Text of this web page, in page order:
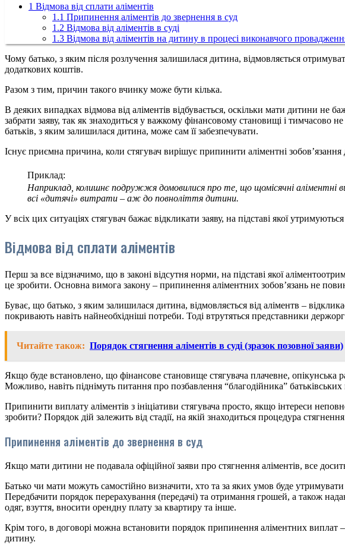
1 Відмова від сплати аліментів
1.1 Припинення аліментів до звернення в суд
1.2 Відмова від аліментів в суді
1.3 Відмова від аліментів на дитину в процесі виконавчого
Чому батько, з яким після розлучення залишилася дитина, відмовляється
додаткових коштів.
Разом з тим, причин такого вчинку може бути кілька.
В деяких випадках відмова від аліментів відбувається, оскільки мати дитини не
забрати заяву, так як знаходиться у важкому фінансовому становищі і тимчасово
батьків, з яким залишилася дитина, може сам її забезпечувати.
Існує приємна причина, коли стягувач вирішує припинити аліментні зобов’язання
Приклад:
Наприклад, колишнє подружжя домовилися про те, що щомісячні аліментні
всі «дитячі» витрати – аж до повноліття дитини.
У всіх цих ситуаціях стягувач бажає відкликати заяву, на підставі якої
Відмова від сплати аліментів
Перш за все відзначимо, що в законі відсутня норми, на підставі якої
це зробити. Основна вимога закону – припинення аліментних зобов’язань не
Буває, що батько, з яким залишилася дитина, відмовляється від аліментв –
покривають навіть найнеобхідніші потреби. Тоді втрутяться представники
Читайте також: Порядок стягнення аліментів в суді (зразок позовної заяви)
Якщо буде встановлено, що фінансове становище стягувача плачевне, опікунська
Можливо, навіть піднімуть питання про позбавлення “благодійника” батьківських
Припинити виплату аліментів з ініціативи стягувача просто, якщо інтереси
зробити? Порядок дій залежить від стадії, на якій знаходиться процедура
Припинення аліментів до звернення в суд
Якщо мати дитини не подавала офіційної заяви про стягнення аліментів, все
Батько чи мати можуть самостійно визначити, хто та за яких умов буде
Передбачити порядок перерахування (передачі) та отримання грошей, а також
одяг, взуття, вносити орендну плату за квартиру та інше.
Крім того, в договорі можна встановити порядок припинення аліментних виплат
дитину.